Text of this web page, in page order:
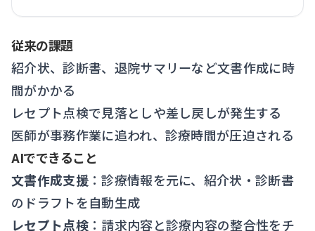
従来の課題
紹介状、診断書、退院サマリーなど文書作成に時
間がかかる
レセプト点検で見落としや差し戻しが発生する
医師が事務作業に追われ、診療時間が圧迫される
AIでできること
文書作成支援：診療情報を元に、紹介状・診断書
のドラフトを自動生成
レセプト点検：請求内容と診療内容の整合性をチ